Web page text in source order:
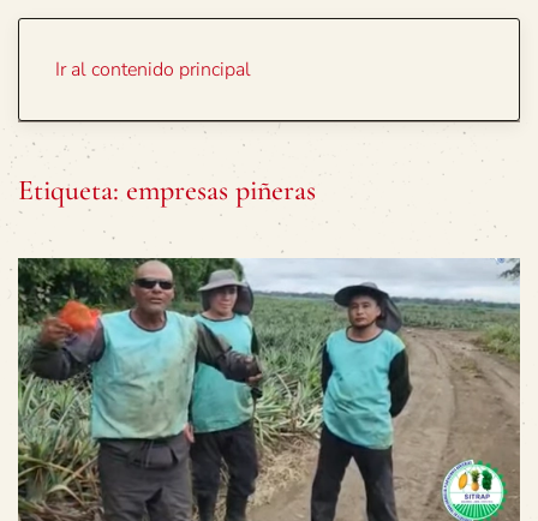
Ir al contenido principal
Etiqueta: empresas piñeras